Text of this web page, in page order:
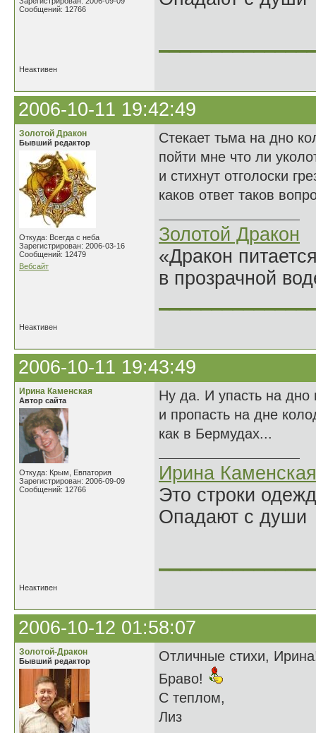
Сообщений: 12766
Неактивен
2006-10-11 19:42:49
Золотой Дракон
Бывший редактор
Откуда: Всегда с неба
Зарегистрирован: 2006-03-16
Сообщений: 12479
Вебсайт
Стекает тьма на дно
пойти мне что ли
и стихнут отголоски
каков ответ таков
Золотой Дракон
«Дракон
в прозрачной
Неактивен
2006-10-11 19:43:49
Ирина Каменская
Автор сайта
Откуда: Крым, Евпатория
Зарегистрирован: 2006-09-09
Сообщений: 12766
Ну да. И упасть на дно
и пропасть на дне
как в Бермудах...
Ирина Каменская
Это строки
Опадают с души
Неактивен
2006-10-12 01:58:07
Золотой-Дракон
Бывший редактор
Отличные стихи,
Браво!
С теплом,
Лиз